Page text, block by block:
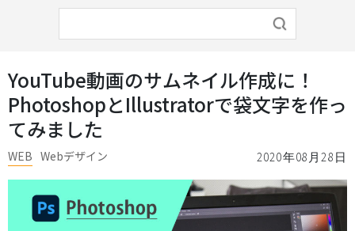
YouTube動画のサムネイル作成に！
PhotoshopとIllustratorで袋文字を作っ
てみました
2020年08月28日
WEB Webデザイン